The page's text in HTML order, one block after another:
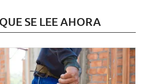
SE LEE AHORA